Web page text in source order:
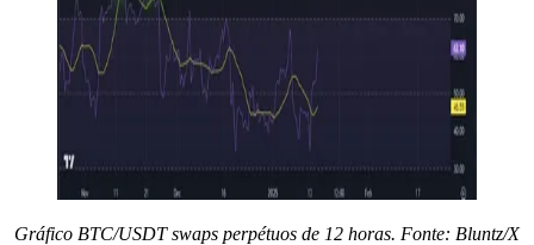
Gráfico BTC/USDT swaps perpétuos de 12 horas. Fonte: Bluntz/X